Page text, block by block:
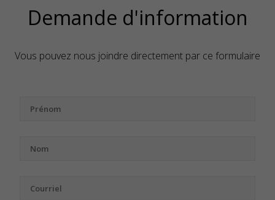
Demande d'information
Vous pouvez nous joindre directement par ce formulaire